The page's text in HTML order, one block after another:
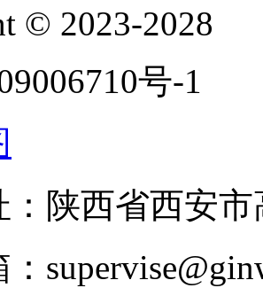
© 2023-2028
号-1
：陕西省西安